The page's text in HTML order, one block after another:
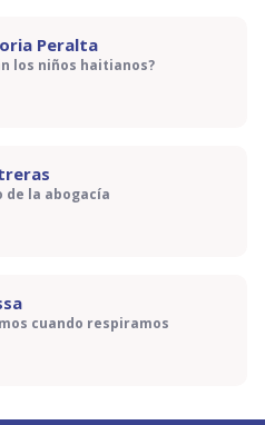
Peralta
los niños haitianos?
de la abogacía
cuando respiramos